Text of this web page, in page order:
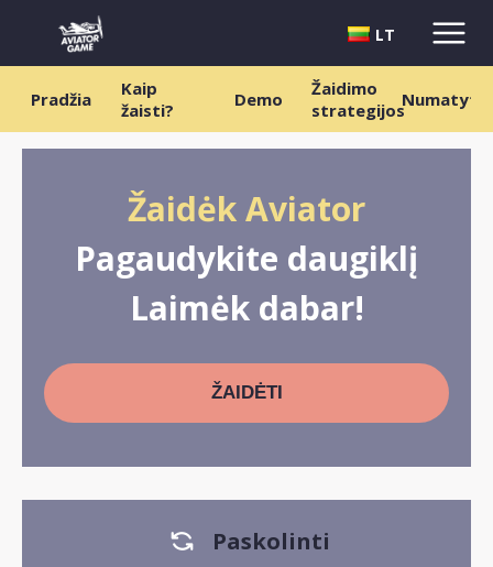
LT
Pradžia
Kaip
žaisti?
Demo
Žaidimo
strategijos
Žaidėk Aviator
Pagaudykite daugiklį
Laimėk dabar!
ŽAIDĖTI
Paskolinti